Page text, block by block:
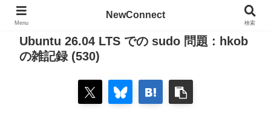
Ubuntu 26.04 LTS での sudo 問題 : hkob
の雑記録 (530)
Menu
NewConnect
検索